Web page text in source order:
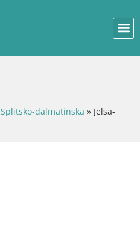
Splitsko-dalmatinska » Jelsa-